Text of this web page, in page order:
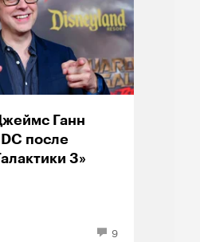
Ганн
после
3»
9